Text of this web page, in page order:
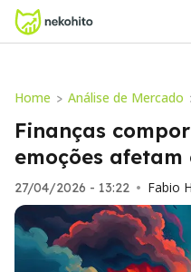
Home > Análise de Mercado
Finanças
emoções afetam
27/04/2026 - 13:22 • Fabio